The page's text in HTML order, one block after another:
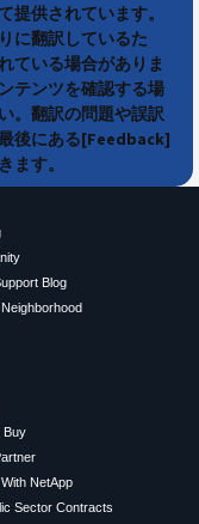
提供されています。
に翻訳しているた
ている場合がありま
テンツを確認する場
。翻訳の問題や誤訳
後にある[Feedback]
ます。
Blog
Buy
NetApp
Sector Contracts